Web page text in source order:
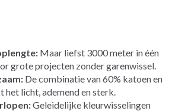
Maar liefst 3000 meter in één
grote projecten zonder garenwissel.
De combinatie van 60% katoen en
het licht, ademend en sterk.
Geleidelijke kleurwisselingen